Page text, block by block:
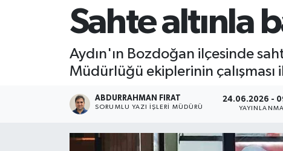
Sahte altınla
Aydın'ın Bozdoğan ilçesinde
Müdürlüğü ekiplerinin çalışması
ABDURRAHMAN FIRAT
SORUMLU YAZI İŞLERI MÜDÜRÜ
24.06.2026 -
YAYINLANMA
Süper Lig Puan Durumu ve Fikstür
Tüm Manşetler
Son Dakika Haberleri
Haber Arşivi